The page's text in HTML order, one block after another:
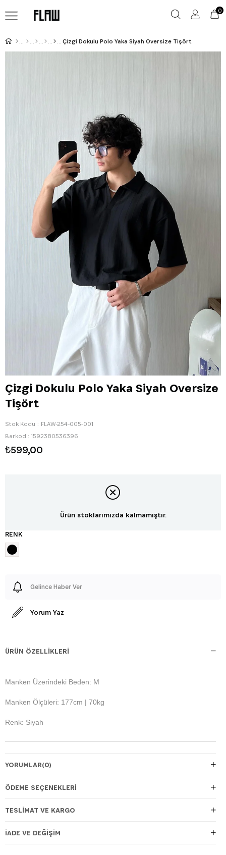
0
Çizgi Dokulu Polo Yaka Siyah Oversize Tişört
Çizgi Dokulu Polo Yaka Siyah Oversize
Tişört
Stok Kodu
FLAW-254-005-001
Barkod : 1592380536396
₺599,00
Ürün stoklarımızda kalmamıştır.
RENK
Gelince Haber Ver
Yorum Yaz
ÜRÜN ÖZELLIKLERI
Manken Üzerindeki Beden: M
Manken Ölçüleri: 177cm | 70kg
Renk: Siyah
YORUMLAR(0)
ÖDEME SEÇENEKLERI
TESLIMAT VE KARGO
İADE VE DEĞIŞIM